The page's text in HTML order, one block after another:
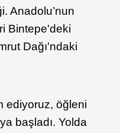
Anadolu’nun
Bintepe'deki
Dağı'ndaki
ediyoruz, öğleni
başladı. Yolda